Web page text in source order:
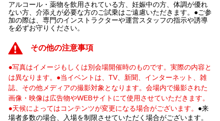
アルコール・薬物を飲用されている方、妊娠中の方、体調が優れ
ない方、介添えが必要な方のご試乗はご遠慮いただきます。●ご参
加の際は、専門のインストラクターや運営スタッフの指示や誘導
を必ずお守りください。
その他の注意事項
●写真はイメージもしくは別会場開催時のものです。実際の内容と
は異なります。 ●当イベントは、TV、新聞、インターネット、雑
誌、その他メディアの撮影対象となります。会場内で撮影された
画像・映像は広告物やWEBサイトにて使用させていただきます。
●天候によってはコンテンツが変更になる場合がございます。 ●来
場者多数の場合、入場を制限させていただく場合がございます。